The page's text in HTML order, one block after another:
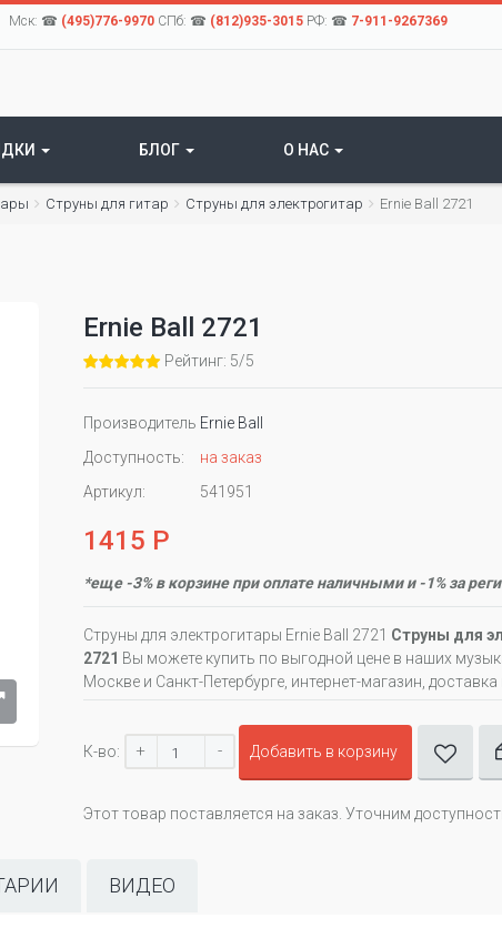
Мск: ☎ (495)776-9970СПб: ☎ (812)935-3015РФ: ☎ 7-911-9267369
БЛОГ О НАС
Струны для гитар Cтруны для электрогитар Ernie Ball 2721
Ernie Ball 2721
Рейтинг: 5/5
Производитель Ernie Ball
Доступность:
на заказ
Артикул:
541951
1415 Р
*еще -3% в корзине при оплате наличными и -1% за
Струны для электрогитары Ernie Ball 2721 Cтруны для
2721 Вы можете купить по выгодной цене в наших
Москве и Санкт-Петербурге, интернет-магазин,
К-во: + - Добавить в корзину
Этот товар поставляется на заказ. Уточним
ВИДЕО